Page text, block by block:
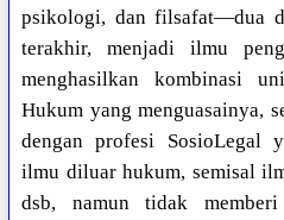
psikologi, dan filsafat—dua
terakhir, menjadi ilmu
menghasilkan kombinasi
Hukum yang menguasainya,
dengan profesi SosioLegal
ilmu diluar hukum, semisal
dsb, namun tidak